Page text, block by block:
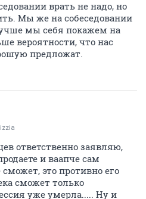
не поддаваться
вещь, сама на себе это
Если очень
бы месяца два), то с
что твои шансы
где- то в нереальной дали